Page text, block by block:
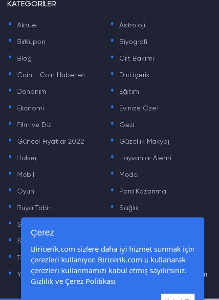
KATEGORİLER
. Aktüel . Astroloji
. BirKupon . Biyografi
. Blog . Cilt Bakımı
. Coin - Coin Haberleri . Dini içerik
. Donanım . Eğitim
. Ekonomi . Evinize Özel
. Film ve Dizi . Gezi
. Güncel Fiyatlar 2022 . Güzellik Makyaj
. Haber . Hayvanlar Alemi
. Mobil . Moda
. Oyun . Para Kazanma
. Rüya Tabiri . Sağlık
. Sinema .
. Sözler
. Teknoloji Haberleri . Yaşam
. Yazılım Haberleri . Yiyecek Önerileri ve Tarifleri
Çerez
Biricerik.com sizlere daha iyi hizmet sunmak için
çerezleri kullanıyor. Biricerik.com u kullanarak
çerezleri kullanmamızı kabul etmiş sayılırsınız.
Gizlilik ve Çerez Politikası